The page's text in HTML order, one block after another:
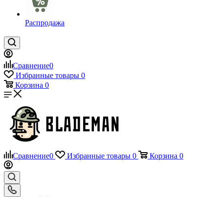
Распродажа
Сравнение0
Избранные товары 0
Корзина 0
Сравнение0 Избранные товары 0 Корзина 0